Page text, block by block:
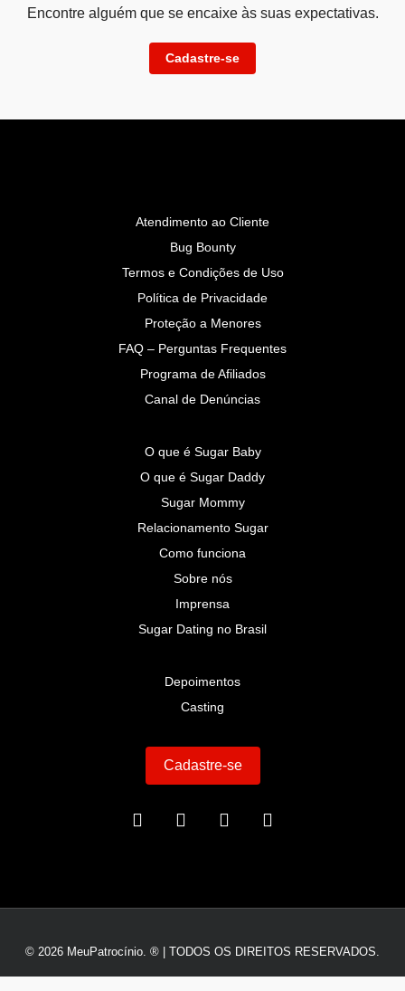
Encontre alguém que se encaixe às suas expectativas.
Cadastre-se
Atendimento ao Cliente
Bug Bounty
Termos e Condições de Uso
Política de Privacidade
Proteção a Menores
FAQ – Perguntas Frequentes
Programa de Afiliados
Canal de Denúncias
O que é Sugar Baby
O que é Sugar Daddy
Sugar Mommy
Relacionamento Sugar
Como funciona
Sobre nós
Imprensa
Sugar Dating no Brasil
Depoimentos
Casting
Cadastre-se
© 2026 MeuPatrocínio. ® | TODOS OS DIREITOS RESERVADOS.